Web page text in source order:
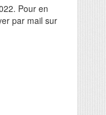
Pour en
par mail sur